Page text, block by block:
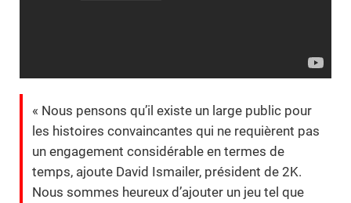
« Nous pensons qu’il existe un large public pour
les histoires convaincantes qui ne requièrent pas
un engagement considérable en termes de
temps, ajoute David Ismailer, président de 2K.
Nous sommes heureux d’ajouter un jeu tel que